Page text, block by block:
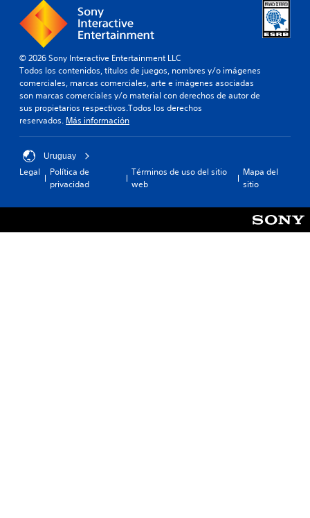
© 2026 Sony Interactive Entertainment LLC
Todos los contenidos, títulos de juegos, nombres y/o imágenes
comerciales, marcas comerciales, arte e imágenes asociadas
son marcas comerciales y/o material con derechos de autor de
sus propietarios respectivos.Todos los derechos
reservados. Más información
Uruguay
Legal
Política de
privacidad
Términos de uso del sitio
web
Mapa del
sitio